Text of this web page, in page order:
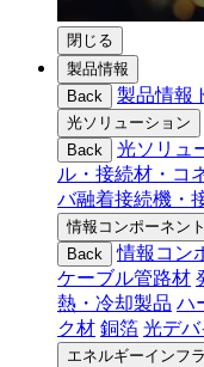
閉じる
製品情報
Back
製品情報
光ソリューション
Back 光ソリュ
ル・接続材・コ
バ融着接続機・
情報コンポーネント
Back 情報コン
ケーブル管路材
熱・冷却製品 ハ
ク材 銅箔 光デ
エネルギーインフラ